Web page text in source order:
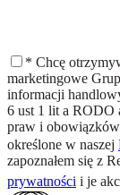
* Chcę
marketingowe
informacji
6 ust 1 lit a RODO
praw i obowiązków
określone w naszej
zapoznałem się z
prywatności i je